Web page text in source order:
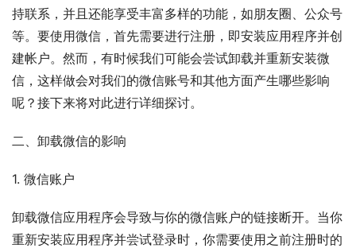
持联系，并且还能享受丰富多样的功能，如朋友圈、公众号
等。要使用微信，首先需要进行注册，即安装应用程序并创
建帐户。然而，有时候我们可能会尝试卸载并重新安装微
信，这样做会对我们的微信账号和其他方面产生哪些影响
呢？接下来将对此进行详细探讨。
二、卸载微信的影响
1. 微信账户
卸载微信应用程序会导致与你的微信账户的链接断开。当你
重新安装应用程序并尝试登录时，你需要使用之前注册时的